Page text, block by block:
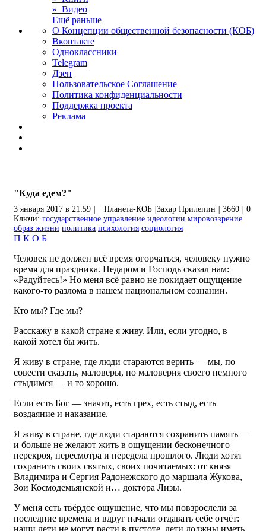
» Видео
Ещё раньше
О Концепции общественной безопасности (КОБ)
Вконтакте
Одноклассники
Telegram
Дзен
Пользовательское Соглашение
Политика конфиденциальности
Поддержка проекта
Реклама
"Куда едем?"
3 января 2017 в 21:59 Планета-КОБ Захар Прилепин 3660
0
Ключи: государственное управление идеологии мировоззрение
образ жизни политика психология социология
П К О Б
Человек не должен всё время огорчаться, человеку нужно
время для праздника. Недаром и Господь сказал нам:
«Радуйтесь!» Но меня всё равно не покидает ощущение
какого-то разлома в нашем национальном сознании.
Кто мы? Где мы?
Расскажу в какой стране я живу. Или, если угодно, в
какой хотел бы жить.
Я живу в стране, где люди стараются верить — мы, по
совести сказать, маловеры, но маловерия своего немного
стыдимся — и то хорошо.
Если есть Бог — значит, есть грех, есть стыд, есть
воздаяние и наказание.
Я живу в стране, где люди стараются сохранить память —
и больше не желают жить в ощущении бесконечного
перекроя, пересмотра и передела прошлого. Люди хотят
сохранить своих святых, своих почитаемых: от князя
Владимира и Сергия Радонежского до маршала Жукова,
Зои Космодемьянской и… доктора Лизы.
У меня есть твёрдое ощущение, что мы повзрослели за
последние времена и вдруг начали отдавать себе отчёт:
наши дети не могут расти в пустоте, дети должны иметь